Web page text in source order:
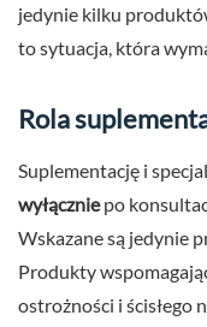
jedynie kilku
to sytuacja, która
Rola
Suplementację i
wyłączniepo
Wskazane są jedynie
Produkty
ostrożności i ścisłego